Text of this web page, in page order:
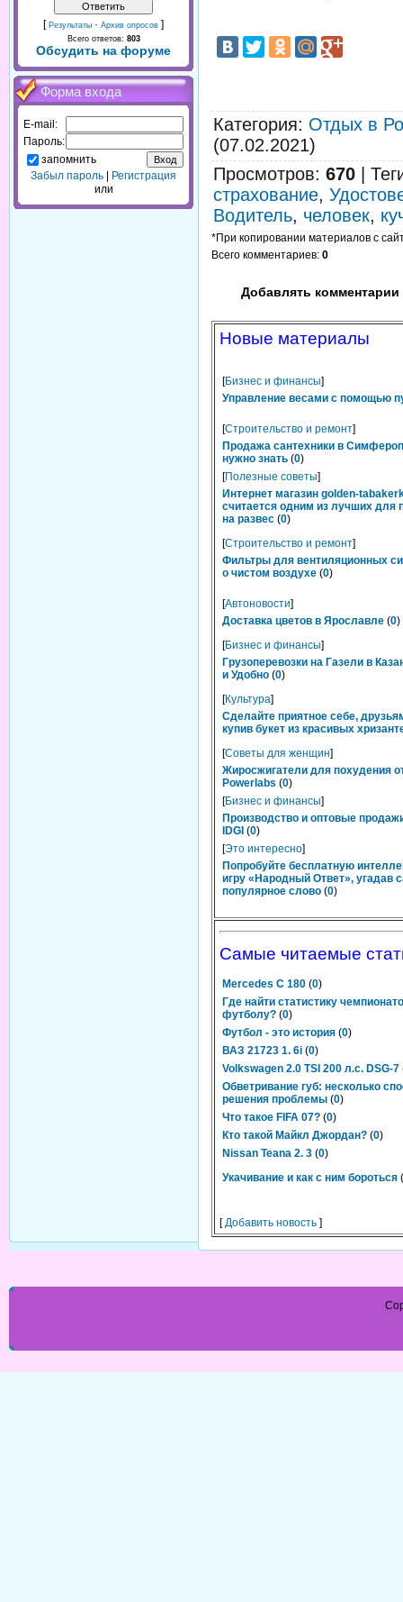
[ Результаты · Архив опросов ]
Всего ответов: 803
Обсудить на форуме
Форма входа
E-mail:
Пароль:
запомнить
Забыл пароль
Регистрация
или
Категория: Отдых в
(07.02.2021)
Просмотров: 670
страхование,
Водитель, человек,
*При копировании материалов с
Всего комментариев: 0
Добавлять комментарии
Новые материалы
[Бизнес и финансы]
Управление весами с помощью
[Строительство и ремонт]
Продажа сантехники в
нужно знать (0)
[Полезные советы]
Интернет магазин golden-
считается одним из лучших для
на развес (0)
[Строительство и ремонт]
Фильтры для вентиляционных
о чистом воздухе (0)
[Автоновости]
Доставка цветов в Ярославле (0)
[Бизнес и финансы]
Грузоперевозки на Газели в
и Удобно (0)
[Культура]
Сделайте приятное себе,
купив букет из красивых
[Советы для женщин]
Жиросжигатели для похудения
Powerlabs (0)
[Бизнес и финансы]
Производство и оптовые
IDGI (0)
[Это интересно]
Попробуйте бесплатную
игру «Народный Ответ», угадав
популярное слово (0)
Самые читаемые
Mercedes C 180 (0)
Где найти статистику
футболу? (0)
Футбол - это история (0)
ВАЗ 21723 1. 6i (0)
Volkswagen 2.0 TSI 200 л.с. DSG-7
Обветривание губ: несколько
решения проблемы (0)
Что такое FIFA 07? (0)
Кто такой Майкл Джордан? (0)
Nissan Teana 2. 3 (0)
Укачивание и как с ним бороться (
[Добавить новость ]